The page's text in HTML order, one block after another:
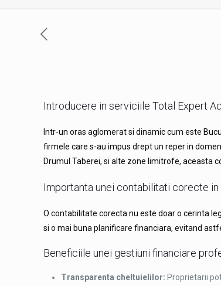
Introducere in serviciile Total Expert
Intr-un oras aglomerat si dinamic cum este
firmele care s-au impus drept un reper in
Drumul Taberei, si alte zone limitrofe, aceasta
Importanta unei contabilitati corecte
O contabilitate corecta nu este doar o cerinta
si o mai buna planificare financiara, evitand
Beneficiile unei gestiuni financiare
Transparenta cheltuielilor: Proprietarii